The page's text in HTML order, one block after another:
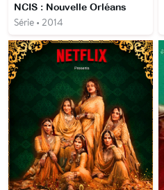
NCIS : Nouvelle Orléans
Série • 2014